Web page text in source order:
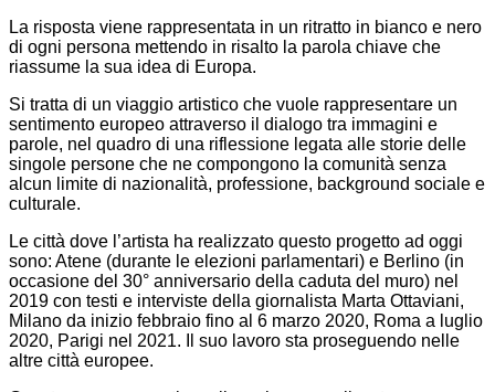
La risposta viene rappresentata in un ritratto in bianco e nero
di ogni persona mettendo in risalto la parola chiave che
riassume la sua idea di Europa.
Si tratta di un viaggio artistico che vuole rappresentare un
sentimento europeo attraverso il dialogo tra immagini e
parole, nel quadro di una riflessione legata alle storie delle
singole persone che ne compongono la comunità senza
alcun limite di nazionalità, professione, background sociale e
culturale.
Le città dove l’artista ha realizzato questo progetto ad oggi
sono: Atene (durante le elezioni parlamentari) e Berlino (in
occasione del 30° anniversario della caduta del muro) nel
2019 con testi e interviste della giornalista Marta Ottaviani,
Milano da inizio febbraio fino al 6 marzo 2020, Roma a luglio
2020, Parigi nel 2021. Il suo lavoro sta proseguendo nelle
altre città europee.